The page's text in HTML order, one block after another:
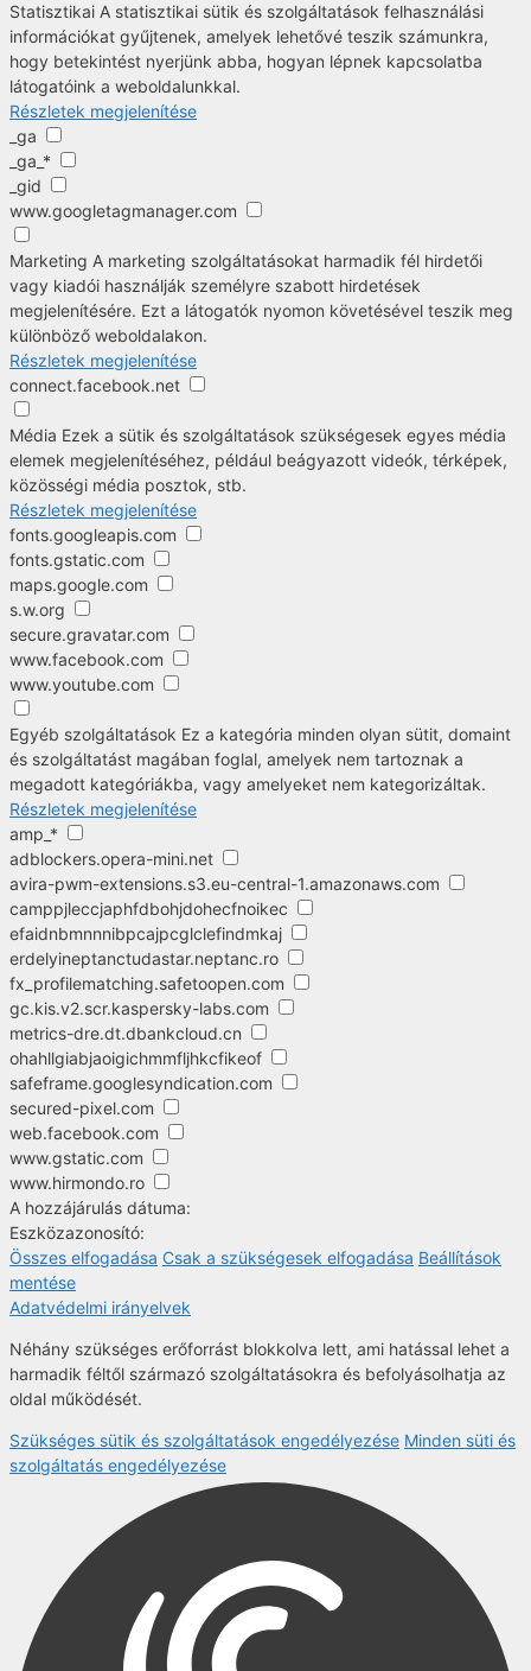
Statisztikai A statisztikai sütik és szolgáltatások felhasználási
információkat gyűjtenek, amelyek lehetővé teszik számunkra,
hogy betekintést nyerjünk abba, hogyan lépnek kapcsolatba
látogatóink a weboldalunkkal.
Részletek megjelenítése
_ga
_ga_*
_gid
www.googletagmanager.com
Marketing A marketing szolgáltatásokat harmadik fél hirdetői
vagy kiadói használják személyre szabott hirdetések
megjelenítésére. Ezt a látogatók nyomon követésével teszik meg
különböző weboldalakon.
Részletek megjelenítése
connect.facebook.net
Média Ezek a sütik és szolgáltatások szükségesek egyes média
elemek megjelenítéséhez, például beágyazott videók, térképek,
közösségi média posztok, stb.
Részletek megjelenítése
fonts.googleapis.com
fonts.gstatic.com
maps.google.com
s.w.org
secure.gravatar.com
www.facebook.com
www.youtube.com
Egyéb szolgáltatások Ez a kategória minden olyan sütit, domaint
és szolgáltatást magában foglal, amelyek nem tartoznak a
megadott kategóriákba, vagy amelyeket nem kategorizáltak.
Részletek megjelenítése
amp_*
adblockers.opera-mini.net
avira-pwm-extensions.s3.eu-central-1.amazonaws.com
camppjleccjaphfdbohjdohecfnoikec
efaidnbmnnnibpcajpcglclefindmkaj
erdelyineptanctudastar.neptanc.ro
fx_profilematching.safetoopen.com
gc.kis.v2.scr.kaspersky-labs.com
metrics-dre.dt.dbankcloud.cn
ohahllgiabjaoigichmmfljhkcfikeof
safeframe.googlesyndication.com
secured-pixel.com
web.facebook.com
www.gstatic.com
www.hirmondo.ro
A hozzájárulás dátuma:
Eszközazonosító:
Összes elfogadása Csak a szükségesek elfogadása Beállítások
mentése
Adatvédelmi irányelvek
Néhány szükséges erőforrást blokkolva lett, ami hatással lehet a
harmadik féltől származó szolgáltatásokra és befolyásolhatja az
oldal működését.
Szükséges sütik és szolgáltatások engedélyezése Minden süti és
szolgáltatás engedélyezése